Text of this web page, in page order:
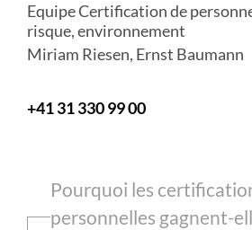
Equipe Certification de
risque, environnement
Miriam Riesen, Ernst Baumann
+41 31 330 99 00
Pourquoi les
personnelles gagnent-